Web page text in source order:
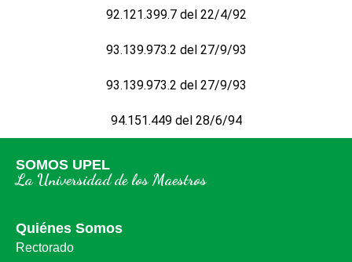
92.121.399.7 del 22/4/92
93.139.973.2 del 27/9/93
93.139.973.2 del 27/9/93
94.151.449 del 28/6/94
SOMOS UPEL
La Universidad de los Maestros
Quiénes Somos
Rectorado